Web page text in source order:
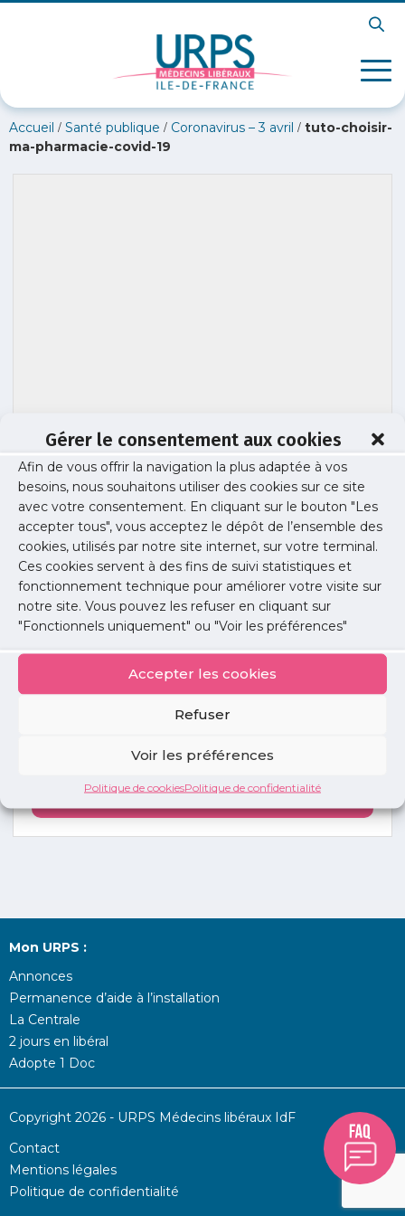
Gérer le consentement aux cookies
Afin de vous offrir la navigation la plus adaptée à vos
besoins, nous souhaitons utiliser des cookies sur ce site
avec votre consentement. En cliquant sur le bouton "Les
accepter tous", vous acceptez le dépôt de l’ensemble des
cookies, utilisés par notre site internet, sur votre terminal.
Ces cookies servent à des fins de suivi statistiques et
fonctionnement technique pour améliorer votre visite sur
notre site. Vous pouvez les refuser en cliquant sur
"Fonctionnels uniquement" ou "Voir les préférences"
Accepter les cookies
Refuser
Voir les préférences
Politique de cookiesPolitique de confidentialité
Accueil / Santé publique / Coronavirus – 3 avril / tuto-choisir-
ma-pharmacie-covid-19
tuto-choisir-ma-pharmacie-covid-19
Publié le : 30 mars 2020
Partager cet article :
annonces
Mon URPS :
Annonces
Permanence d’aide à l’installation
La Centrale
2 jours en libéral
Adopte 1 Doc
Copyright 2026 - URPS Médecins libéraux IdF
Contact
Mentions légales
Politique de confidentialité